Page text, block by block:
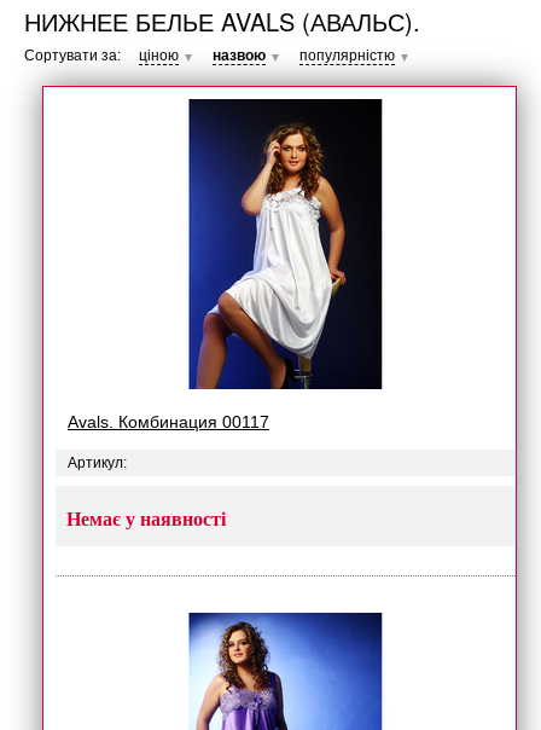
НИЖНЕЕ БЕЛЬЕ AVALS (АВАЛЬС).
Сортувати за: ціною ▼ назвою ▼ популярністю ▼
Avals. Комбинация 00117
Артикул:
Немає у наявності